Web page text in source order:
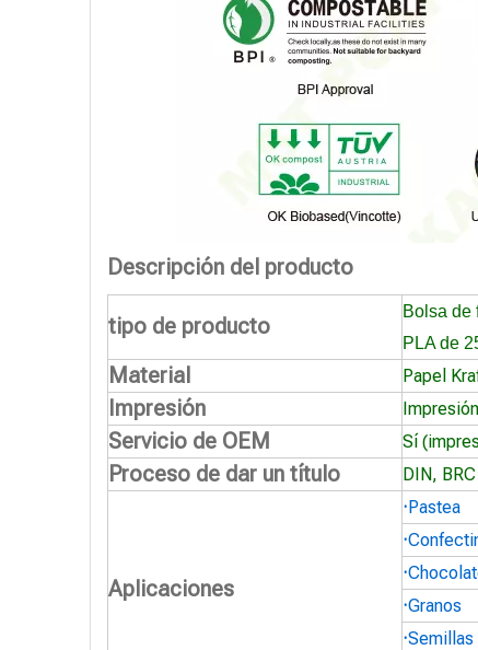
Descripción del producto
tipo de producto
Bolsa de
PLA de
Material Papel
Impresión
Servicio de OEM Sí
Proceso de dar un título DIN,
Aplicaciones
·Pastea
·
·
·Granos
·Semillas